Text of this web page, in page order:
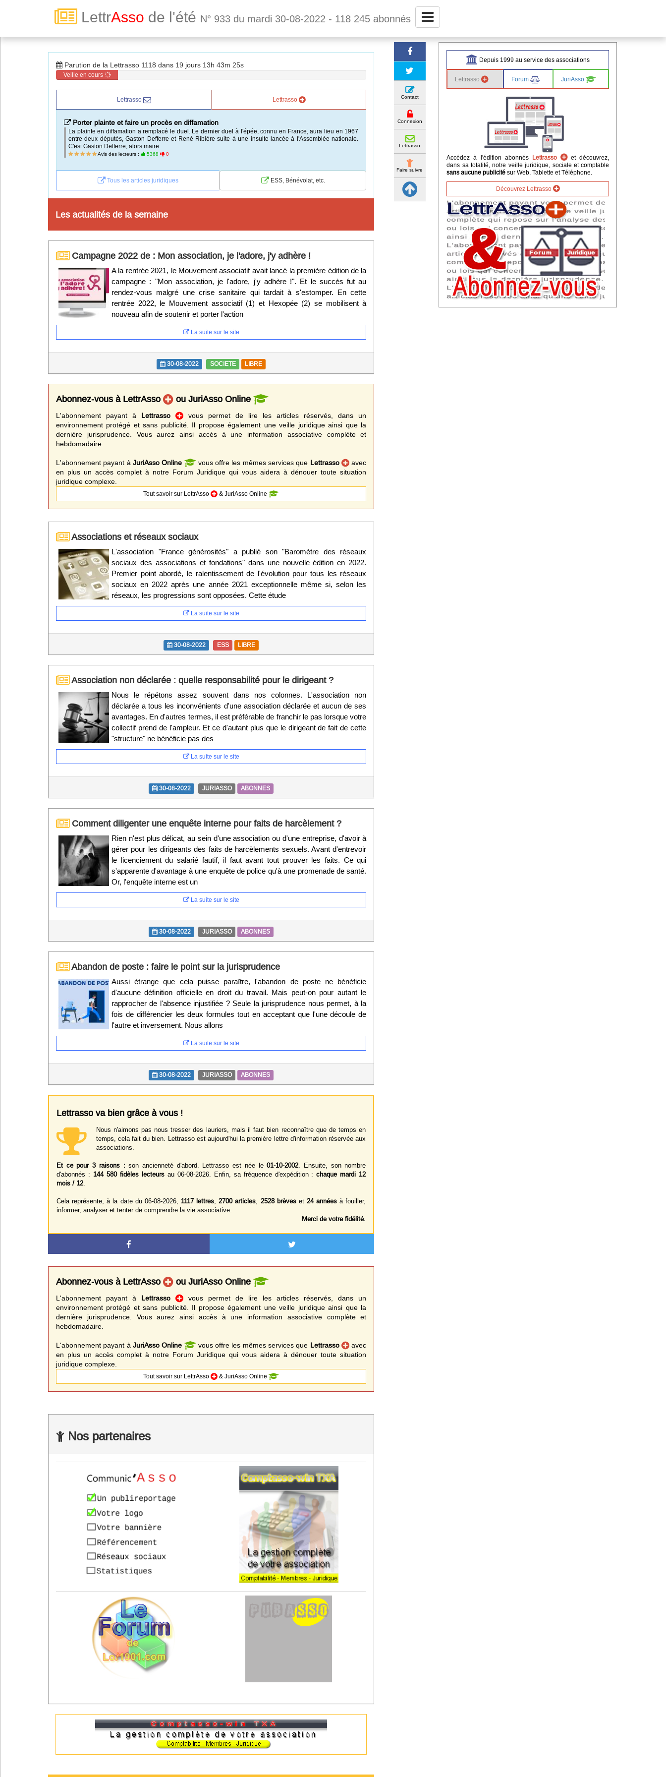
LettrAsso de l'été N° 933 du mardi 30-08-2022 - 118 245 abonnés
Abonnez-vous à LettrAsso
Menu général
ServiceAsso
VieAsso
Divers
Abo Lettrasso
Désabo Lettrasso
Parution de la Lettrasso 1118 dans 19 jours 13h 43m 24s
Veille en cours
Lettrasso Lettrasso
Porter plainte et faire un procès en diffamation
La plainte en diffamation a remplacé le duel. Le dernier duel à l'épée, connu en France, aura lieu en 1967
entre deux députés, Gaston Defferre et René Ribière suite à une insulte lancée à l'Assemblée nationale.
C'est Gaston Defferre, alors maire
Avis des lecteurs : 5368 0
Tous les articles juridiques ESS, Bénévolat, etc.
Les actualités de la semaine
Campagne 2022 de : Mon association, je l'adore, j'y adhère !
A la rentrée 2021, le Mouvement associatif avait lancé la première édition de la
campagne : "Mon association, je l'adore, j'y adhère !". Et le succès fut au
rendez-vous malgré une crise sanitaire qui tardait à s'estomper. En cette
rentrée 2022, le Mouvement associatif (1) et Hexopée (2) se mobilisent à
nouveau afin de soutenir et porter l'action
La suite sur le site
30-08-2022 SOCIETE LIBRE
Abonnez-vous à LettrAsso ou JuriAsso Online
L'abonnement payant à Lettrasso
vous permet de lire les articles réservés, dans un
environnement protégé et sans publicité. Il propose également une veille juridique ainsi que la
dernière jurisprudence. Vous aurez ainsi accès à une information associative complète et
hebdomadaire.
L'abonnement payant à JuriAsso Online vous offre les mêmes services que Lettrasso
avec
en plus un accès complet à notre Forum Juridique qui vous aidera à dénouer toute situation
juridique complexe.
Tout savoir sur LettrAsso & JuriAsso Online
Associations et réseaux sociaux
L'association "France générosités" a publié son "Baromètre des réseaux
sociaux des associations et fondations" dans une nouvelle édition en 2022.
Premier point abordé, le ralentissement de l'évolution pour tous les réseaux
sociaux en 2022 après une année 2021 exceptionnelle même si, selon les
réseaux, les progressions sont opposées. Cette étude
La suite sur le site
30-08-2022 ESS LIBRE
Association non déclarée : quelle responsabilité pour le dirigeant ?
Nous le répétons assez souvent dans nos colonnes. L'association non
déclarée a tous les inconvénients d'une association déclarée et aucun de ses
avantages. En d'autres termes, il est préférable de franchir le pas lorsque votre
collectif prend de l'ampleur. Et ce d'autant plus que le dirigeant de fait de cette
"structure" ne bénéficie pas des
La suite sur le site
30-08-2022 JURIASSO ABONNES
Comment diligenter une enquête interne pour faits de harcèlement ?
Rien n'est plus délicat, au sein d'une association ou d'une entreprise, d'avoir à
gérer pour les dirigeants des faits de harcèlements sexuels. Avant d'entrevoir
le licenciement du salarié fautif, il faut avant tout prouver les faits. Ce qui
s'apparente d'avantage à une enquête de police qu'à une promenade de santé.
Or, l'enquête interne est un
La suite sur le site
30-08-2022 JURIASSO ABONNES
Abandon de poste : faire le point sur la jurisprudence
Aussi étrange que cela puisse paraître, l'abandon de poste ne bénéficie
d'aucune définition officielle en droit du travail. Mais peut-on pour autant le
rapprocher de l'absence injustifiée ? Seule la jurisprudence nous permet, à la
fois de différencier les deux formules tout en acceptant que l'une découle de
l'autre et inversement. Nous allons
La suite sur le site
30-08-2022 JURIASSO ABONNES
Lettrasso va bien grâce à vous !
Nous n'aimons pas nous tresser des lauriers, mais il faut bien reconnaître que de temps en
temps, cela fait du bien. Lettrasso est aujourd'hui la première lettre d'information réservée aux
associations.
Et ce pour 3 raisons : son ancienneté d'abord. Lettrasso est née le01-10-2002 . Ensuite, son nombre
d'abonnés : 144 580 fidèles lecteursau 06-08-2026. Enfin, sa fréquence d'expédition :chaque mardi 12
mois / 12
Cela représente, à la date du 06-08-2026, 1117 lettres ,2700 articles 2528 brèveset 24 années à fouiller,
informer, analyser et tenter de comprendre la vie associative.
Merci de votre fidélité.
Abonnez-vous à LettrAsso ou JuriAsso Online
L'abonnement payant à Lettrasso
vous permet de lire les articles réservés, dans un
environnement protégé et sans publicité. Il propose également une veille juridique ainsi que la
dernière jurisprudence. Vous aurez ainsi accès à une information associative complète et
hebdomadaire.
L'abonnement payant à JuriAsso Online vous offre les mêmes services que Lettrasso
avec
en plus un accès complet à notre Forum Juridique qui vous aidera à dénouer toute situation
juridique complexe.
Tout savoir sur LettrAsso & JuriAsso Online
Nos partenaires
Contact
Connexion
Lettrasso
Faire suivre
Depuis 1999 au service des associations
Lettrasso Forum JuriAsso
Accédez à l'édition abonnés Lettrasso
et découvrez,
dans sa totalité, notre veille juridique, sociale et comptable
sans aucune publicité sur Web, Tablette et Téléphone.
Découvrez Lettrasso